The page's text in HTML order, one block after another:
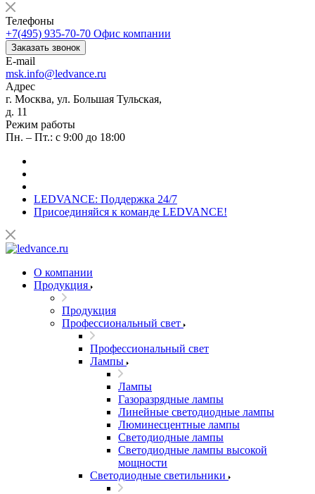
Телефоны
+7(495) 935-70-70 Офис компании
Заказать звонок
E-mail
msk.info@ledvance.ru
Адрес
г. Москва, ул. Большая Тульская,
д. 11
Режим работы
Пн. – Пт.: с 9:00 до 18:00
LEDVANCE: Поддержка 24/7
Присоединяйся к команде LEDVANCE!
О компании
Продукция
Продукция
Профессиональный свет
Профессиональный свет
Лампы
Лампы
Газоразрядные лампы
Линейные светодиодные лампы
Люминесцентные лампы
Светодиодные лампы
Светодиодные лампы высокой
мощности
Светодиодные светильники